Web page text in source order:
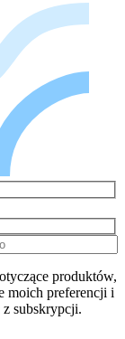
produktów,
moich preferencji i
subskrypcji.